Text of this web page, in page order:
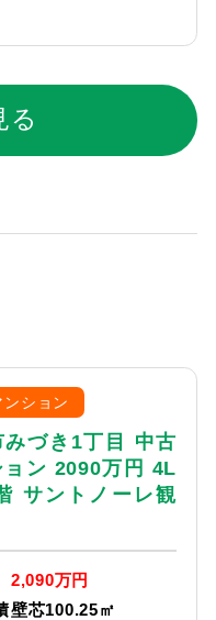
る
ンション
みづき1丁目 中古
ョン 2090万円 4L
サントノーレ観
2,090万円
壁芯100.25㎡